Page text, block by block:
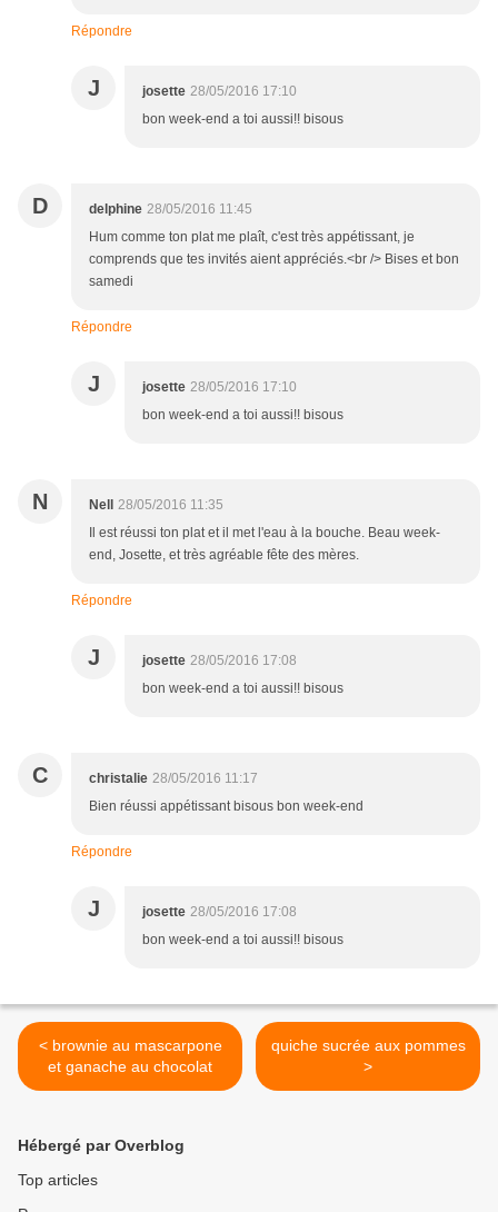
Répondre
J josette 28/05/2016 17:10
bon week-end a toi aussi!! bisous
D delphine 28/05/2016 11:45
Hum comme ton plat me plaît, c'est très appétissant, je
comprends que tes invités aient appréciés.<br /> Bises et bon
samedi
Répondre
J josette 28/05/2016 17:10
bon week-end a toi aussi!! bisous
N Nell
28/05/2016 11:35
Il est réussi ton plat et il met l'eau à la bouche. Beau week-
end, Josette, et très agréable fête des mères.
Répondre
J josette 28/05/2016 17:08
bon week-end a toi aussi!! bisous
C christalie 28/05/2016 11:17
Bien réussi appétissant bisous bon week-end
Répondre
J josette 28/05/2016 17:08
bon week-end a toi aussi!! bisous
< brownie au mascarpone
et ganache au chocolat
quiche sucrée aux pommes
>
Hébergé par Overblog
Top articles